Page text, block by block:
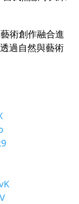
術創作融合進
過自然與藝術